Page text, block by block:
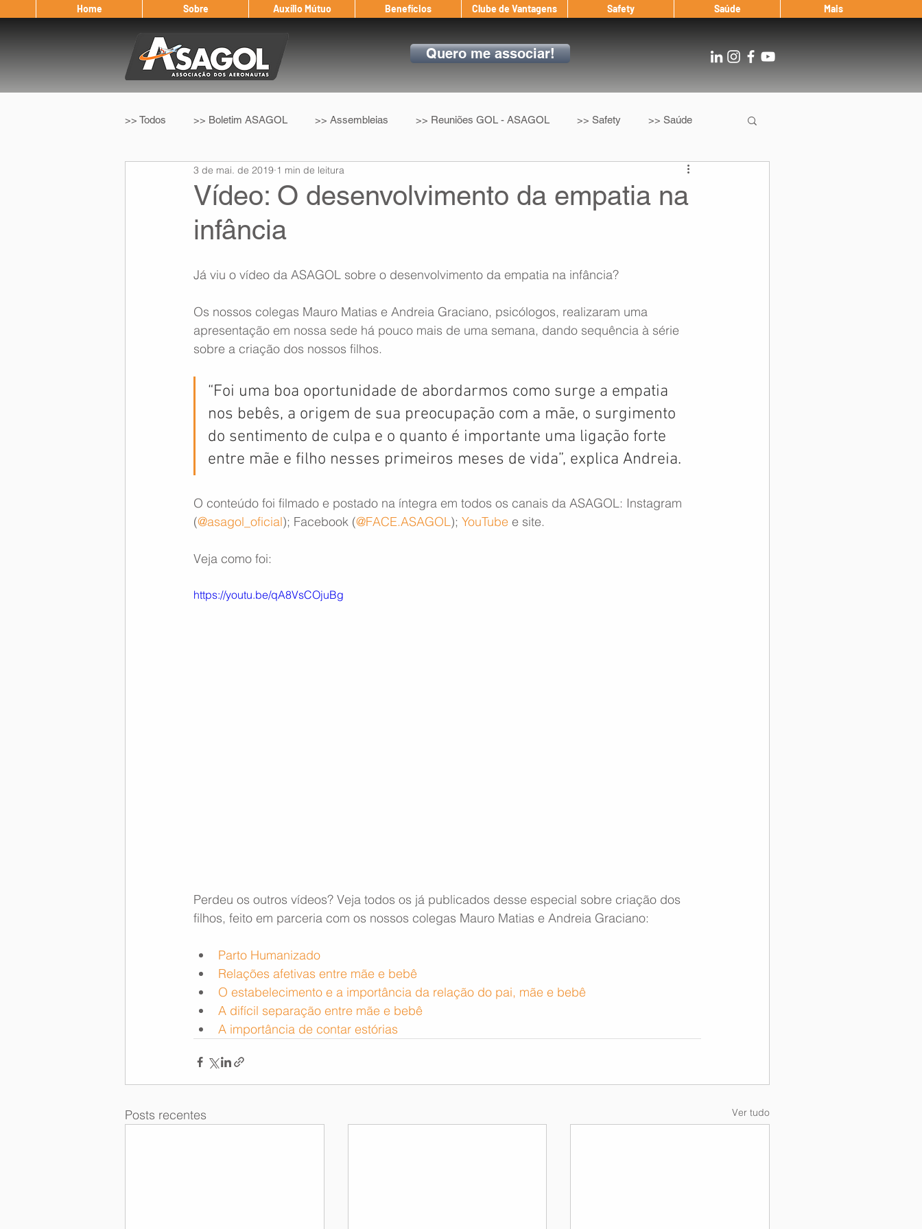
Home Sobre Auxílio Mútuo Benefícios Clube de Vantagens Safety Saúde Mais
Quero me associar!
>> Todos >> Boletim ASAGOL >> Assembleias >> Reuniões GOL - ASAGOL >> Safety >> Saúde
>> Legislação >> IFALPA >> Convenção Coletiva After Landing
Eleição ASAGOL Safety Window
Memória Aeronáutica
Vídeo: O desenvolvimento da empatia na
infância
3 de mai. de 2019 1 min de leitura
Já viu o vídeo da ASAGOL sobre o desenvolvimento da empatia na infância?
Os nossos colegas Mauro Matias e Andreia Graciano, psicólogos, realizaram uma
apresentação em nossa sede há pouco mais de uma semana, dando sequência à série
sobre a criação dos nossos filhos.
“Foi uma boa oportunidade de abordarmos como surge a empatia
nos bebês, a origem de sua preocupação com a mãe, o surgimento
do sentimento de culpa e o quanto é importante uma ligação forte
entre mãe e filho nesses primeiros meses de vida”, explica Andreia.
O conteúdo foi filmado e postado na íntegra em todos os canais da ASAGOL: Instagram
(@asagol_oficial); Facebook (@FACE.ASAGOL); YouTube e site.
Veja como foi:
https://youtu.be/qA8VsCOjuBg
Perdeu os outros vídeos? Veja todos os já publicados desse especial sobre criação dos
filhos, feito em parceria com os nossos colegas Mauro Matias e Andreia Graciano:
Parto Humanizado
Relações afetivas entre mãe e bebê
O estabelecimento e a importância da relação do pai, mãe e bebê
A difícil separação entre mãe e bebê
A importância de contar estórias
Posts recentes Ver tudo